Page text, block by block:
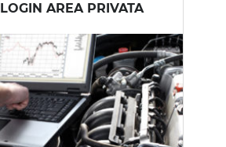
LOGIN AREA PRIVATA